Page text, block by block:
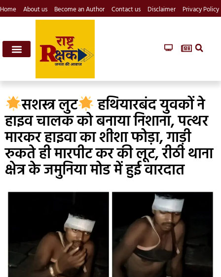
Home About us Become an Author Contact us Disclaimer Privacy Policy
सशस्त्र लुट हथियारबंद युवकों ने
हाइव चालक को बनाया निशाना, पत्थर
मारकर हाइवा का शीशा फोड़ा, गाड़ी
रुकते ही मारपीट कर की लूट, रीठी थाना
क्षेत्र के जमुनिया मोड में हुई वारदात